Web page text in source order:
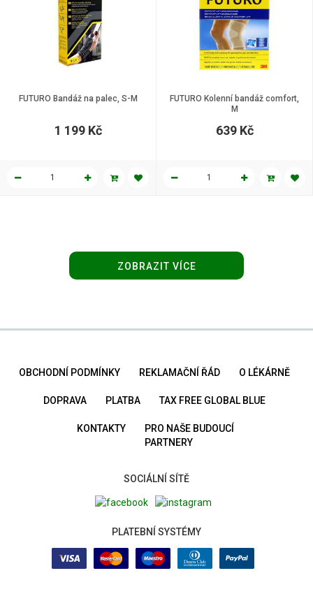
FUTURO Bandáž na palec, S-M
1 199 Kč
FUTURO Kolenní bandáž comfort,
M
639 Kč
ZOBRAZIT VÍCE
OBCHODNÍ PODMÍNKY REKLAMAČNÍ ŘÁD O LÉKÁRNĚ
DOPRAVA PLATBA TAX FREE GLOBAL BLUE
KONTAKTY
PRO NAŠE BUDOUCÍ
PARTNERY
SOCIÁLNÍ SÍTĚ
PLATEBNÍ SYSTÉMY